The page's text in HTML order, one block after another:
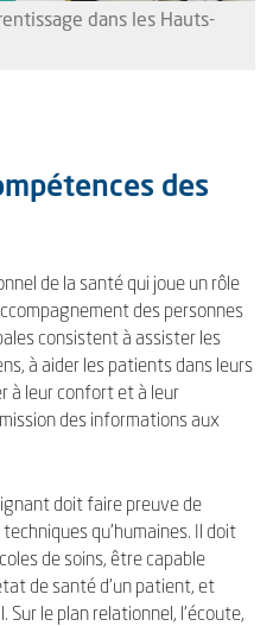
dans les Hauts-
des
de la santé qui joue un rôle
des personnes
consistent à assister les
à aider les patients dans leurs
à leur confort et à leur
des informations aux
doit faire preuve de
qu'humaines. Il doit
de soins, être capable
de santé d'un patient, et
Sur le plan relationnel, l'écoute,